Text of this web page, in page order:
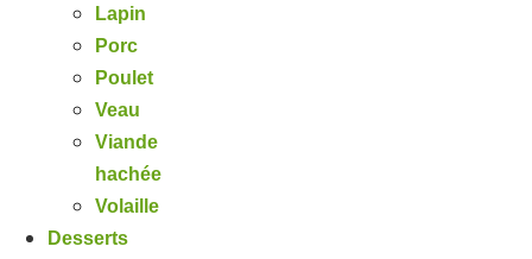
Lapin
Porc
Poulet
Veau
Viande
hachée
Volaille
Desserts